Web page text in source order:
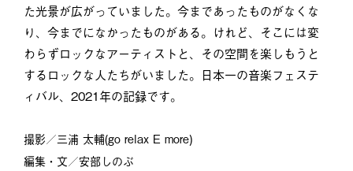
た光景が広がっていました。今まであったものがなくな
り、今までになかったものがある。けれど、そこには変
わらずロックなアーティストと、その空間を楽しもうと
するロックな人たちがいました。日本一の音楽フェステ
ィバル、2021年の記録です。
撮影／三浦 太輔(go relax E more)
編集・文／安部しのぶ